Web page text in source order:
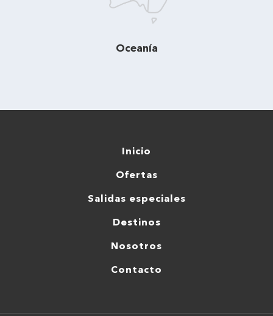
Oceanía
Inicio
Ofertas
Salidas especiales
Destinos
Nosotros
Contacto